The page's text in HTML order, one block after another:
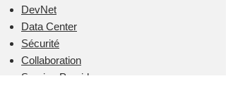
DevNet
Data Center
Sécurité
Collaboration
Service Provider